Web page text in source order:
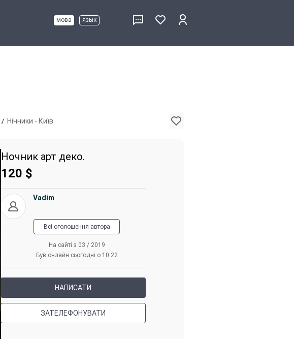
мова язык
Нічники - Київ
Ночник арт деко.
120 $
Vadim
Всі оголошення автора
На сайті з 03 / 2019
Був онлайн сьогодні о 10:22
НАПИСАТИ
ЗАТЕЛЕФОНУВАТИ